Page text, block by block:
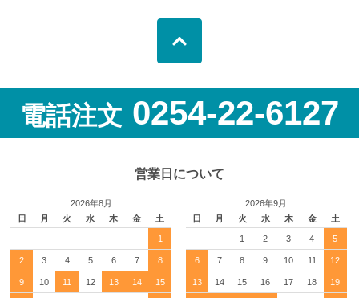
電話注文 0254-22-6127
営業日について
2026年8月
日
月 火 水 木 金 土
1
2 3 4 5 6 7 8
9 10 11 12 13 14 15
2026年9月
日
月 火 水 木 金 土
1 2 3 4 5
6 7 8 9 10 11 12
13 14 15 16 17 18 19